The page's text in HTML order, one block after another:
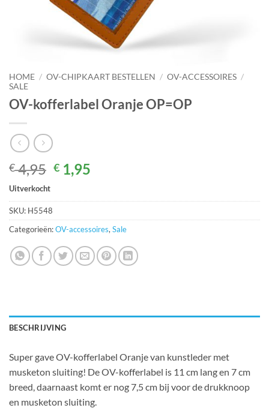
HOME / OV-CHIPKAART BESTELLEN / OV-ACCESSOIRES /
SALE
OV-kofferlabel Oranje OP=OP
€4,95 Oorspronkelijke
prijs
was:
€ 1,95
is:
Uitverkocht
SKU: H5548
Categorieën:OV-accessoires,Sale
BESCHRIJVING
Super gave OV-kofferlabel Oranje van kunstleder met
musketon sluiting! De OV-kofferlabel is 11 cm lang en 7 cm
breed, daarnaast komt er nog 7,5 cm bij voor de drukknoop
en musketon sluiting.